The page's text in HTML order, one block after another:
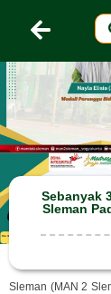
Sebanyak
Sleman
Sleman (MAN 2